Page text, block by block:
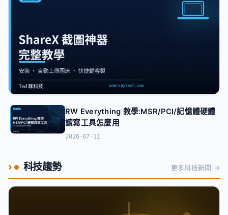
實用工具
2026-07-22
RW Everything 教學:MSR/PCI/記憶體硬體
讀寫工具怎麼用
2026-07-11
科技趨勢 更多科技新聞 →